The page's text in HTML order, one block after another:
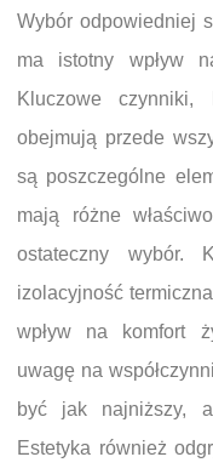
Wybór odpowiedniej
ma istotny wpływ
Kluczowe
obejmują przede
są poszczególne
mają różne
ostateczny wybór.
izolacyjność
wpływ na komfort
uwagę na
być jak najniższy,
Estetyka również